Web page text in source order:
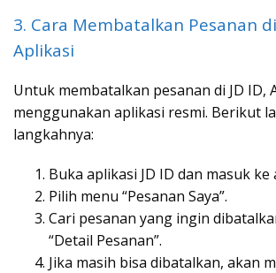
3. Cara Membatalkan Pesanan
Aplikasi
Untuk membatalkan pesanan di JD ID,
menggunakan aplikasi resmi. Berikut
langkahnya:
Buka aplikasi JD ID dan masuk ke
Pilih menu “Pesanan Saya”.
Cari pesanan yang ingin
“Detail Pesanan”.
Jika masih bisa dibatalkan, akan